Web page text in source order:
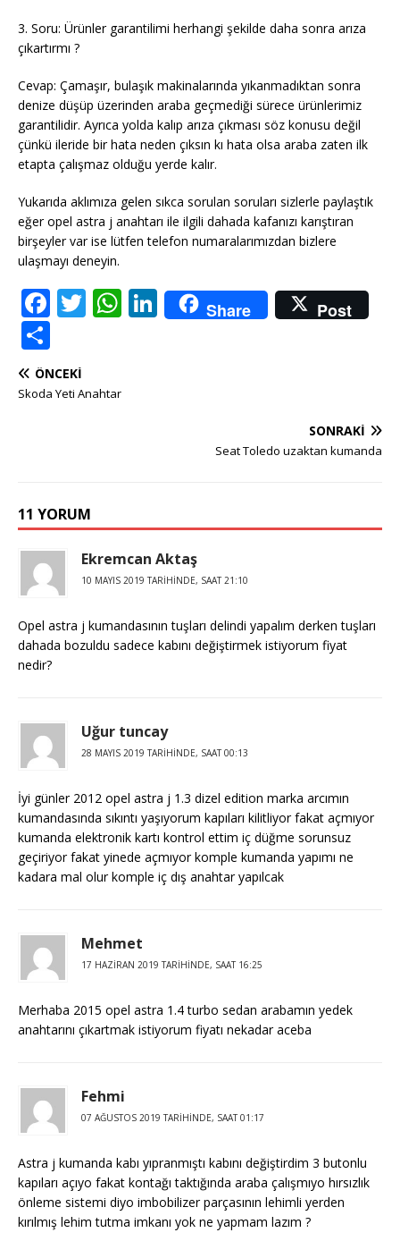
3. Soru: Ürünler garantilimi herhangi şekilde daha sonra arıza
çıkartırmı ?
Cevap: Çamaşır, bulaşık makinalarında yıkanmadıktan sonra
denize düşüp üzerinden araba geçmediği sürece ürünlerimiz
garantilidir. Ayrıca yolda kalıp arıza çıkması söz konusu değil
çünkü ileride bir hata neden çıksın kı hata olsa araba zaten ilk
etapta çalışmaz olduğu yerde kalır.
Yukarıda aklımıza gelen sıkca sorulan soruları sizlerle paylaştık
eğer opel astra j anahtarı ile ilgili dahada kafanızı karıştıran
birşeyler var ise lütfen telefon numaralarımızdan bizlere
ulaşmayı deneyin.
F
c
e
k
T
te
W Li
n
Share Post
h
ar
ÖNCEKI
Skoda Yeti Anahtar
SONRAKI
Seat Toledo uzaktan kumanda
11 YORUM
Ekremcan Aktaş
10 MAYIS 2019 TARIHINDE, SAAT 21:10
Opel astra j kumandasının tuşları delindi yapalım derken tuşları
dahada bozuldu sadece kabını değiştirmek istiyorum fiyat
nedir?
Uğur tuncay
28 MAYIS 2019 TARIHINDE, SAAT 00:13
İyi günler 2012 opel astra j 1.3 dizel edition marka arcımın
kumandasında sıkıntı yaşıyorum kapıları kilitliyor fakat açmıyor
kumanda elektronik kartı kontrol ettim iç düğme sorunsuz
geçiriyor fakat yinede açmıyor komple kumanda yapımı ne
kadara mal olur komple iç dış anahtar yapılcak
Mehmet
17 HAZIRAN 2019 TARIHINDE, SAAT 16:25
Merhaba 2015 opel astra 1.4 turbo sedan arabamın yedek
anahtarını çıkartmak istiyorum fiyatı nekadar aceba
Fehmi
07 AĞUSTOS 2019 TARIHINDE, SAAT 01:17
Astra j kumanda kabı yıpranmıştı kabını değiştirdim 3 butonlu
kapıları açıyo fakat kontağı taktığında araba çalışmıyo hırsızlık
önleme sistemi diyo imbobilizer parçasının lehimli yerden
kırılmış lehim tutma imkanı yok ne yapmam lazım ?